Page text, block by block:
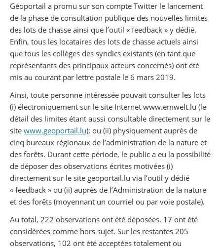
Géoportail a promu sur son compte Twitter le lancement
de la phase de consultation publique des nouvelles limites
des lots de chasse ainsi que l’outil « feedback » y dédié.
Enfin, tous les locataires des lots de chasse actuels ainsi
que tous les collèges des syndics existants (en tant que
représentants des principaux acteurs concernés) ont été
mis au courant par lettre postale le 6 mars 2019.
Ainsi, toute personne intéressée pouvait consulter les lots
(i) électroniquement sur le site Internet www.emwelt.lu (le
détail des limites étant aussi consultable directement sur le
site www.geoportail.lu); ou (ii) physiquement auprès de
cinq bureaux régionaux de l’administration de la nature et
des forêts. Durant cette période, le public a eu la possibilité
de déposer des observations écrites motivées (i)
directement sur le site geoportail.lu via l’outil y dédié
« feedback » ou (ii) auprès de l’Administration de la nature
et des forêts (moyennant un courriel ou par voie postale).
Au total, 222 observations ont été déposées. 17 ont été
considérées comme hors sujet. Sur les restantes 205
observations, 102 ont été acceptées totalement ou